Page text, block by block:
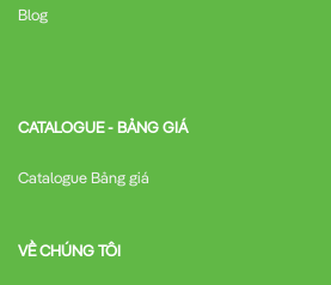
Blog
CATALOGUE - BẢNG GIÁ
Catalogue Bảng giá
VỀ CHÚNG TÔI